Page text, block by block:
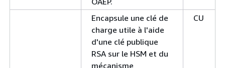
Encapsule une clé de
charge utile à l'aide
d'une clé publique
RSA sur le HSM et du
mécanisme
CU